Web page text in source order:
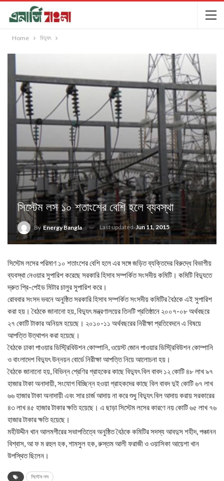
Home বিদ্যুৎ
সিস্টেম লস ১০ শতাংশের বেশি হলে ব্যবস্থা
By Energy Bangla Last updatedJun 11, 2015
সিস্টেম লসের পরিমাণ ১০ শতাংশের বেশি হলে এর সঙ্গে জড়িত ব্যক্তিদের বিরুদ্ধে বিভাগীয়
ব্যবস্থা নেওয়ার সুপারিশ করেছে সরকারি হিসাব সম্পর্কিত সংসদীয় কমিটি। কমিটি বিদ্যুতে
দ্রুত প্রি-পেইড মিটার চালুর সুপারিশ করে।
রোববার সংসদ ভবনে অনুষ্ঠিত সরকারি হিসাব সম্পর্কিত সংসদীয় কমিটির বৈঠকে এই সুপারিশ
করা হয়। বৈঠকে জানানো হয়, বিদ্যুৎ মন্ত্রণালয়ের তিনটি প্রতিষ্ঠানে ২০০৭-০৮ অর্থবছরে
২৭ কোটি টাকার অনিয়ম হয়েছে। ২০১০-১১ অর্থবছরের নিরীক্ষা প্রতিবেদনে এ বিষয়ে
আপত্তি উত্থাপন করা হয়েছে।
বৈঠকে ঢাকা পাওয়ার ডিস্ট্রিবিউশন কোম্পানি, ওয়েস্ট জোন পাওয়ার ডিস্ট্রিবিউশন কোম্পানি
ও বাংলাদেশ বিদ্যুৎ উন্নয়ন বোর্ডে নিরীক্ষা আপত্তি নিয়ে আলোচনা হয়।
বৈঠকে জানানো হয়, বিভিন্ন শ্রেণির গ্রাহকের কাছে বিদ্যুৎ বিল বাবদ ১২ কোটি ৪৮ লাখ ৯৭
হাজার টাকা অনাদায়ী, সংযোগ বিচ্ছিন্ন হওয়া গ্রাহকদের কাছে বিল বাবদ দুই কোটি ৬৭ লাখ
৬৬ হাজার টাকা অনাদায়ী এবং সার চার্জ আদায় না করে শুধু বিদ্যুৎ বিল আদায় করায় সরকারের
৪৩ লাখ ৪৫ হাজার টাকার ক্ষতি হয়েছে। এ ছাড়া সিস্টেম লসের কারণে নয় কোটি ৬৫ লাখ ৭৬
হাজার টাকার ক্ষতি হয়েছে।
মহীউদ্দীন খান আলমগীরের সভাপতিত্বে অনুষ্ঠিত বৈঠকে কমিটির সদস্য আবদুস শহীদ, পঞ্চানন
বিশ্বাস, আ ফ ম রহুল হক, শামসুল হক, রুস্তম আলী ফরাজী ও ওয়াসিকা আয়েশা খান
উপস্থিত ছিলেন।
সিস্টেম লস